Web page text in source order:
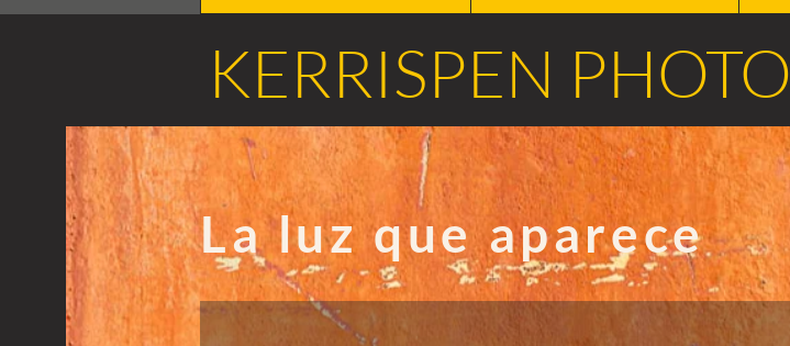
KERRISPEN PHOTO
La luz que aparece